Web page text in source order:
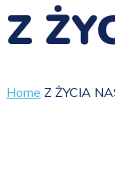
Z
Home Z ŻYCIA